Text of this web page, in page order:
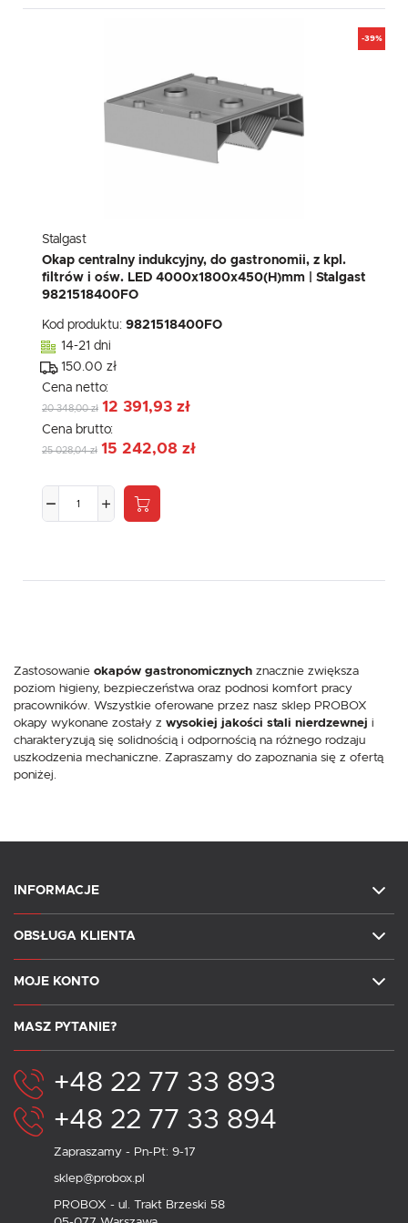
-39%
Stalgast
Okap centralny indukcyjny, do gastronomii, z kpl.
filtrów i ośw. LED 4000x1800x450(H)mm | Stalgast
9821518400FO
Kod produktu: 9821518400FO
14-21 dni
150.00 zł
Cena netto:
20 348,00 zł 12 391,93 zł
Cena brutto:
25 028,04 zł 15 242,08 zł
Zastosowanie okapów gastronomicznych znacznie zwiększa
poziom higieny, bezpieczeństwa oraz podnosi komfort pracy
pracowników. Wszystkie oferowane przez nasz sklep PROBOX
okapy wykonane zostały z wysokiej jakości stali nierdzewnej i
charakteryzują się solidnością i odpornością na różnego rodzaju
uszkodzenia mechaniczne. Zapraszamy do zapoznania się z ofertą
poniżej.
INFORMACJE
OBSŁUGA KLIENTA
MOJE KONTO
MASZ PYTANIE?
+48 22 77 33 893
+48 22 77 33 894
Zapraszamy - Pn-Pt: 9-17
sklep@probox.pl
PROBOX - ul. Trakt Brzeski 58